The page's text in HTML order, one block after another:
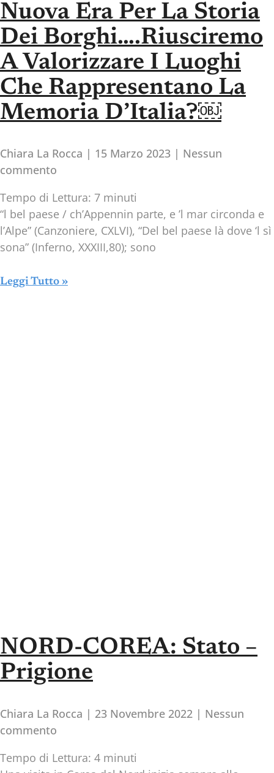
Nuova Era Per La Storia
Dei Borghi….riusciremo
A Valorizzare I Luoghi
Che Rappresentano La
Memoria D’Italia?￼
Chiara La Rocca 15 Marzo 2023
Nessun
commento
Tempo di Lettura: 7 minuti
“l bel paese / ch’Appennin parte, e ’l mar circonda e
l’Alpe” (Canzoniere, CXLVI), “Del bel paese là dove ‘l sì
sona” (Inferno, XXXIII,80); sono
Leggi Tutto »
NORD-COREA: Stato –
Prigione
Chiara La Rocca 23 Novembre 2022
Nessun
commento
Tempo di Lettura: 4 minuti